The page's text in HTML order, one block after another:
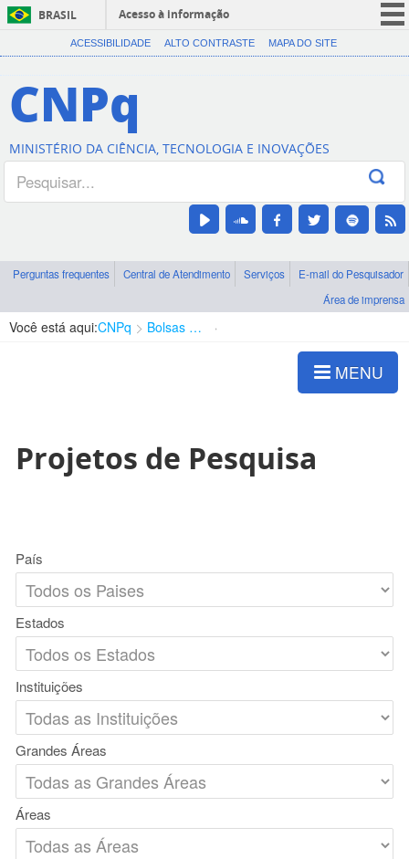
BRASIL
Acesso à informação
CORONAVÍRUS (COVID-19)
Canais
ACESSIBILIDADE ALTO CONTRASTE MAPA DO SITE
CNPq
MINISTÉRIO DA CIÊNCIA, TECNOLOGIA E INOVAÇÕES
Perguntas frequentes Central de Atendimento Serviços
E-mail do Pesquisador
Área de imprensa
Você está aqui:CNPq Bolsas e Auxílios Vigentes
MENU
Projetos de Pesquisa
País
Estados
Instituições
Grandes Áreas
Áreas